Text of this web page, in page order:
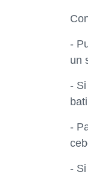
-
un
-
-
-